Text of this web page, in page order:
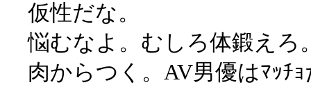
仮性だな。
悩むなよ。むしろ体鍛えろ
肉からつく。AV男優はﾏｯﾁ